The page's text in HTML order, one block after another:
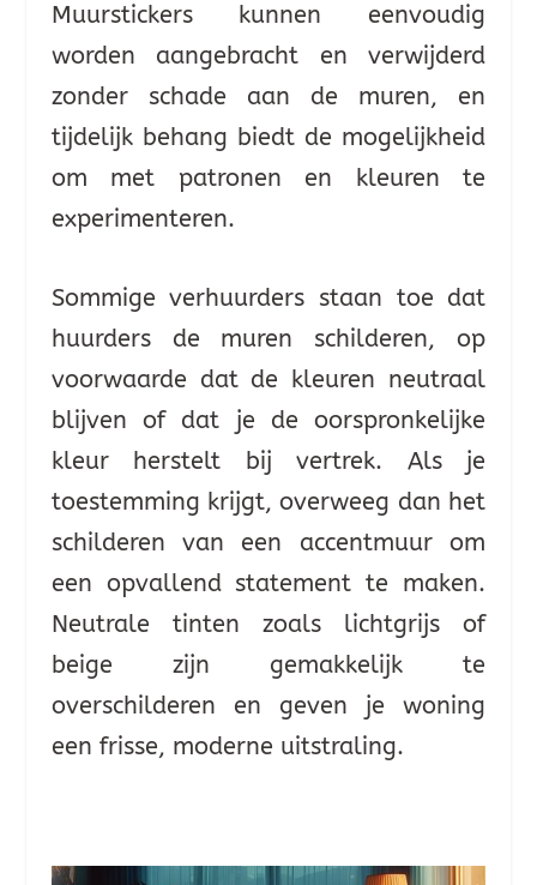
Muurstickers kunnen eenvoudig
worden aangebracht en verwijderd
zonder schade aan de muren, en
tijdelijk behang biedt de mogelijkheid
om met patronen en kleuren te
experimenteren.
Sommige verhuurders staan toe dat
huurders de muren schilderen, op
voorwaarde dat de kleuren neutraal
blijven of dat je de oorspronkelijke
kleur herstelt bij vertrek. Als je
toestemming krijgt, overweeg dan het
schilderen van een accentmuur om
een opvallend statement te maken.
Neutrale tinten zoals lichtgrijs of
beige zijn gemakkelijk te
overschilderen en geven je woning
een frisse, moderne uitstraling.